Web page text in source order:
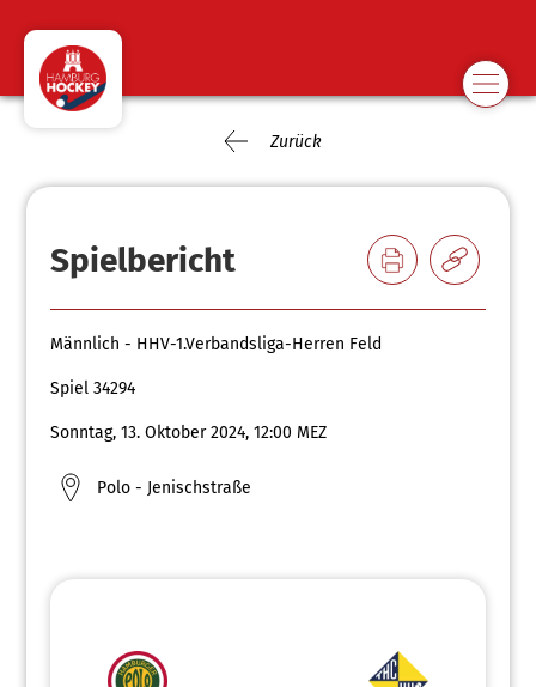
Zurück
Spielbericht
Männlich - HHV-1.Verbandsliga-Herren Feld
Spiel 34294
Sonntag, 13. Oktober 2024, 12:00 MEZ
Polo - Jenischstraße